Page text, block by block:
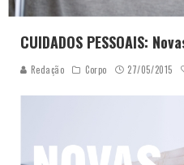
CUIDADOS PESSOAIS:
Redação Corpo 27/05/2015